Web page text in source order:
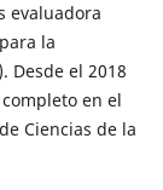
evaluadora
la
Desde el 2018
en el
Ciencias de la